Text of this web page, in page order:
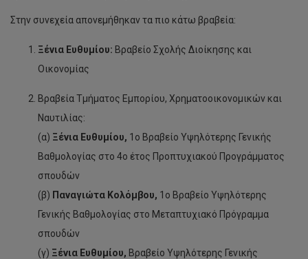
Στην συνεχεία απονεμήθηκαν τα πιο κάτω βραβεία:
Ξένια Ευθυμίου: Βραβείο Σχολής Διοίκησης και
Οικονομίας
Βραβεία Τμήματος Εμπορίου, Χρηματοοικονομικών και
Ναυτιλίας:
(α) Ξένια Ευθυμίου, 1ο Βραβείο Υψηλότερης Γενικής
Βαθμολογίας στο 4ο έτος Προπτυχιακού Προγράμματος
σπουδών
(β) Παναγιώτα Κολόμβου, 1ο Βραβείο Υψηλότερης
Γενικής Βαθμολογίας στο Μεταπτυχιακό Πρόγραμμα
σπουδών
(γ) Ξένια Ευθυμίου, Βραβείο Υψηλότερης Γενικής